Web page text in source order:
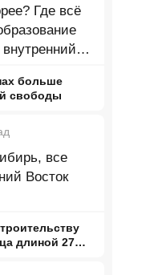
Где всё
больше
свободы
все
Восток
длиной 27